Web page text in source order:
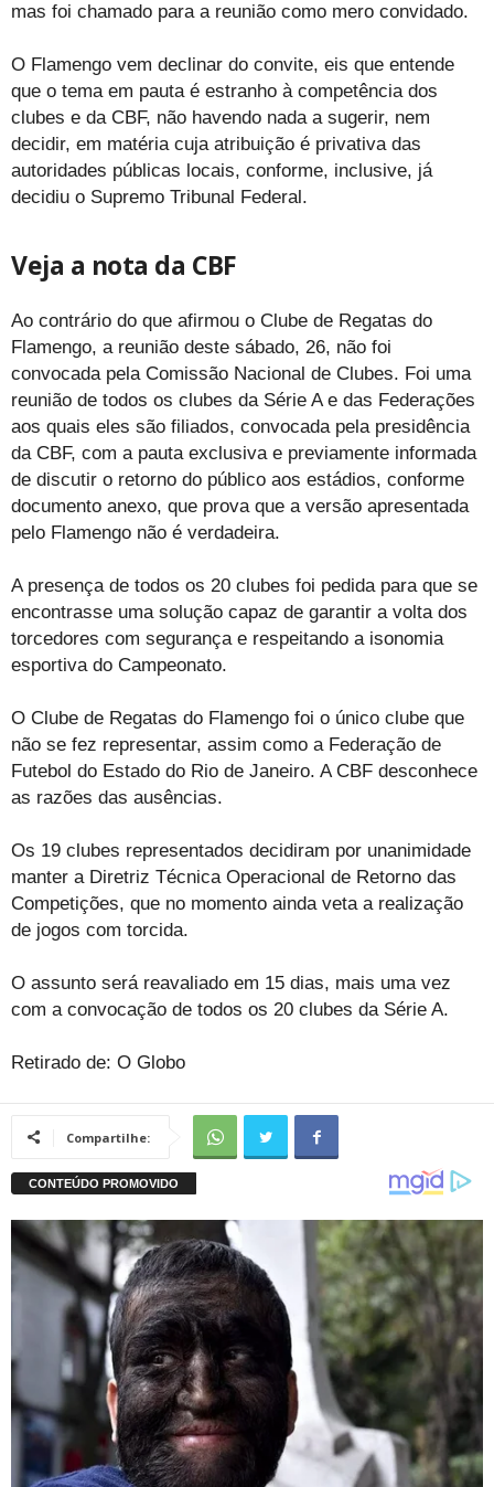
mas foi chamado para a reunião como mero convidado.
O Flamengo vem declinar do convite, eis que entende
que o tema em pauta é estranho à competência dos
clubes e da CBF, não havendo nada a sugerir, nem
decidir, em matéria cuja atribuição é privativa das
autoridades públicas locais, conforme, inclusive, já
decidiu o Supremo Tribunal Federal.
Veja a nota da CBF
Ao contrário do que afirmou o Clube de Regatas do
Flamengo, a reunião deste sábado, 26, não foi
convocada pela Comissão Nacional de Clubes. Foi uma
reunião de todos os clubes da Série A e das Federações
aos quais eles são filiados, convocada pela presidência
da CBF, com a pauta exclusiva e previamente informada
de discutir o retorno do público aos estádios, conforme
documento anexo, que prova que a versão apresentada
pelo Flamengo não é verdadeira.
A presença de todos os 20 clubes foi pedida para que se
encontrasse uma solução capaz de garantir a volta dos
torcedores com segurança e respeitando a isonomia
esportiva do Campeonato.
O Clube de Regatas do Flamengo foi o único clube que
não se fez representar, assim como a Federação de
Futebol do Estado do Rio de Janeiro. A CBF desconhece
as razões das ausências.
Os 19 clubes representados decidiram por unanimidade
manter a Diretriz Técnica Operacional de Retorno das
Competições, que no momento ainda veta a realização
de jogos com torcida.
O assunto será reavaliado em 15 dias, mais uma vez
com a convocação de todos os 20 clubes da Série A.
Retirado de: O Globo
Compartilhe: